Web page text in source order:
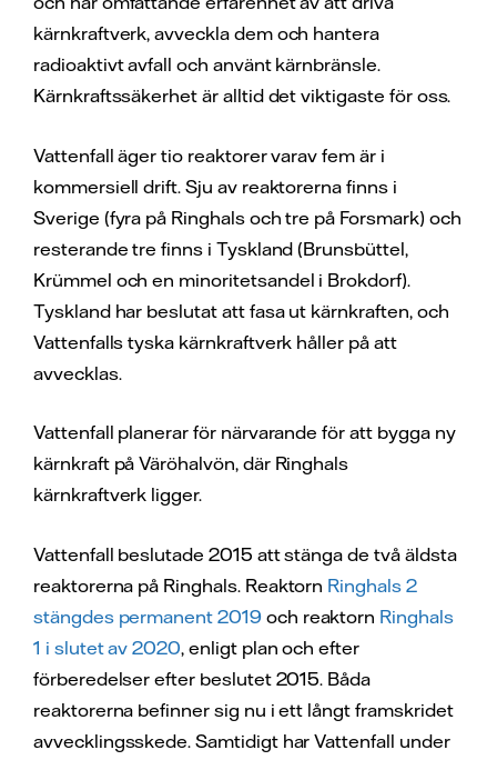
kärnkraftverk, avveckla dem och hantera
radioaktivt avfall och använt kärnbränsle.
Kärnkraftssäkerhet är alltid det viktigaste för oss.
Vattenfall äger tio reaktorer varav fem är i
kommersiell drift. Sju av reaktorerna finns i
Sverige (fyra på Ringhals och tre på Forsmark) och
resterande tre finns i Tyskland (Brunsbüttel,
Krümmel och en minoritetsandel i Brokdorf).
Tyskland har beslutat att fasa ut kärnkraften, och
Vattenfalls tyska kärnkraftverk håller på att
avvecklas.
Vattenfall planerar för närvarande för att bygga ny
kärnkraft på Väröhalvön, där Ringhals
kärnkraftverk ligger.
Vattenfall beslutade 2015 att stänga de två äldsta
reaktorerna på Ringhals. Reaktorn Ringhals 2
stängdes permanent 2019och reaktorn Ringhals
1 i slutet av 2020, enligt plan och efter
förberedelser efter beslutet 2015. Båda
reaktorerna befinner sig nu i ett långt framskridet
avvecklingsskede. Samtidigt har Vattenfall under